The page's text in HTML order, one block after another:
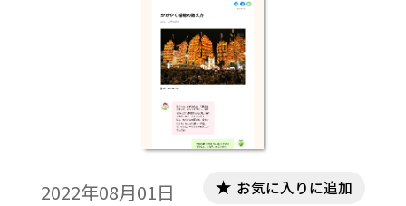
2022年08月01日 お気に入りに追加